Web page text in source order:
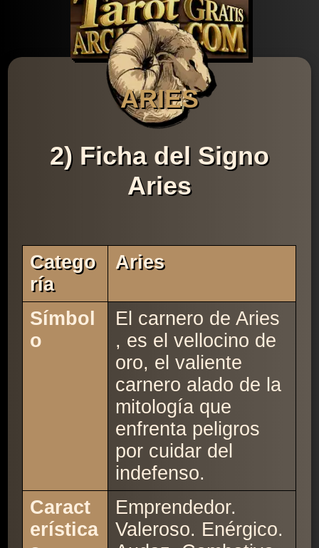
ARIES
2) Ficha del Signo
Aries
Catego
Ría
Aries
Símbol
o
El carnero de Aries
, es el vellocino de
oro, el valiente
carnero alado de la
mitología que
enfrenta peligros
por cuidar del
indefenso.
Caract
erística
Emprendedor.
Valeroso. Enérgico.